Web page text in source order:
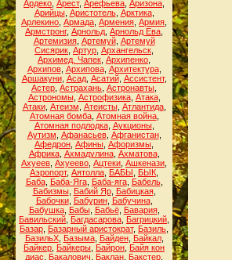
Ардеко Арест, Арефьева Аризона
Арийцы, Аристотель, Арктика,
Арлекино Армада Армения Армия
Армстронг, Арнольд Арнольд Ева
Артемизия, Артемуй, Артемуй
Сисярик Артур Архангельск
Архимед. Чапек Архипенко
Архипов, Архипова, Архитектура,
Аршакуни, Асад, Асатий, Ассистент,
Астер Астрахань Астронавты
Астрономы, Астрофизика, Атака,
Атаки, Атеизм Атеисты, Атлантида,
Атомная бомба, Атомная война,
Атомная подлодка, Аукционы,
Аутизм Афанасьев, Афганистан,
Афедрон Афины Афоризмы
Африка, Ахмадулина, Ахматова,
Ахуеев Ахуеево Ацтеки Ашкенази
Аэропорт, Аятолла БАБЫ БЫК
Баба, Баба-Яга, Баба-яга, Бабель,
Бабизмы, Бабий Яр, Бабицкая,
Бабочки, Бабурин, Бабучина,
Бабушка, Бабы, Бабьё, Бавария,
Бавильский Багдасарова Багрицкий
Базар Базарный аристократ, Базиль
БазильХ, Базыма, Байден, Байкал,
Байкер Байкеры Байрон Байя кон
диас
Бакалович Баклан Бакстер